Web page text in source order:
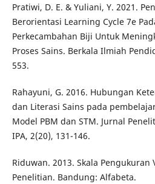
Pratiwi, D. E. & Yuliani, Y. 2021.
Berorientasi Learning Cycle 7e
Perkecambahan Biji Untuk
Proses Sains. Berkala Ilmiah
553.
Rahayuni, G. 2016. Hubungan
dan Literasi Sains pada
Model PBM dan STM. Jurnal
IPA, 2(20), 131-146.
Riduwan. 2013. Skala Pengukuran
Penelitian. Bandung: Alfabeta.